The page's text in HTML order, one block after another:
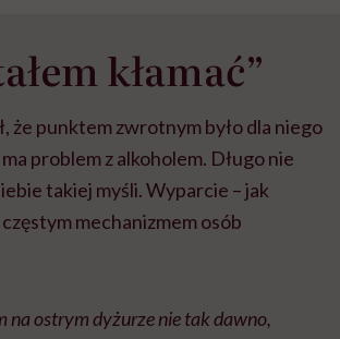
kłamać”
że punktem zwrotnym było dla niego
problem z alkoholem. Długo nie
takiej myśli. Wyparcie – jak
częstym mechanizmem osób
na ostrym dyżurze nie tak dawno,